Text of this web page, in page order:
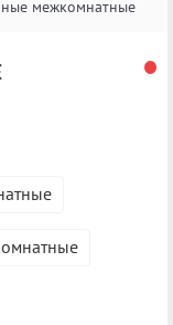
межкомнатные